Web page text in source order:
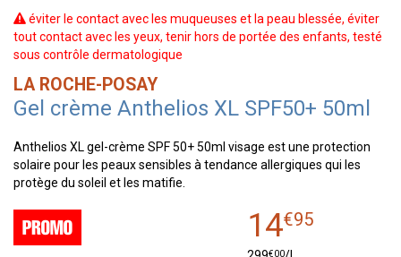
éviter le contact avec les muqueuses et la peau blessée, éviter
tout contact avec les yeux, tenir hors de portée des enfants, testé
sous contrôle dermatologique
LA ROCHE-POSAY
Gel crème Anthelios XL SPF50+ 50ml
Anthelios XL gel-crème SPF 50+ 50ml visage est une protection
solaire pour les peaux sensibles à tendance allergiques qui les
protège du soleil et les matifie.
14€95
€00